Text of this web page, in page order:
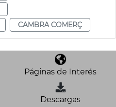
CAMBRA COMERÇ
Páginas de Interés
Descargas